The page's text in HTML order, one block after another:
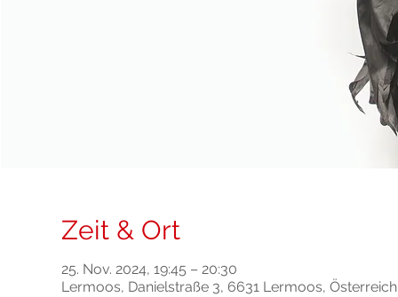
Zeit & Ort
25. Nov. 2024, 19:45 – 20:30
Lermoos, Danielstraße 3, 6631 Lermoos, Österreich